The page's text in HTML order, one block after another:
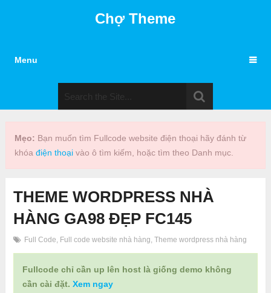
Chợ Theme
Menu
Mẹo: Bạn muốn tìm Fullcode website điện thoại hãy đánh từ
khóa điện thoạivào ô tìm kiếm, hoặc tìm theo Danh mục.
THEME WORDPRESS NHÀ
HÀNG GA98 ĐẸP FC145
Full Code, Full code website nhà hàng, Theme wordpress nhà hàng
Fullcode chỉ cần up lên host là giống demo không
cần cài đặt. Xem ngay